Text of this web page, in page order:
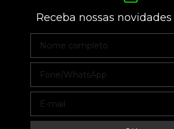
Receba nossas novidades